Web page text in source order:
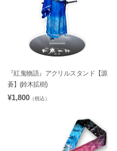
『紅鬼物語』アクリルスタンド【源
蒼】(鈴木拡樹)
¥1,800 （税込）